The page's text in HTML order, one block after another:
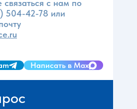
с нам по
504-42-78 или
Написать в Max